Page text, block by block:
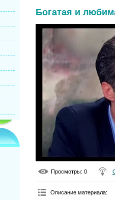
Богатая и
Просмотры: 0
Описание материала: